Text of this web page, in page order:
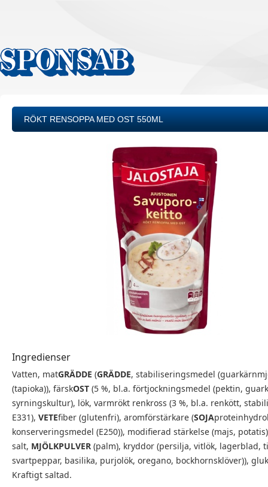
RÖKT RENSOPPA MED OST 550ML
Ingredienser
Vatten, matGRÄDDE (GRÄDDE, stabiliseringsmedel
(tapioka)), färskOST (5 %, bl.a. förtjockningsmedel (pektin,
syrningskultur), lök, varmrökt renkross (3 %, bl.a. renkött,
E331), VETEfiber (glutenfri), aromförstärkare (SOJA
konserveringsmedel (E250)), modifierad stärkelse (majs,
salt, MJÖLKPULVER (palm), kryddor (persilja, vitlök, lagerblad,
svartpeppar, basilika, purjolök, oregano, bockhornsklöver)),
Kraftigt saltad.